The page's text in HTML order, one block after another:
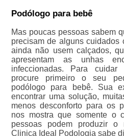
Podólogo para bebê
Mas poucas pessoas sabem
precisam de alguns cuidados
ainda não usem calçados,
apresentam as unhas
infeccionadas. Para
procure primeiro o seu
podólogo para bebê. Sua
encontrar uma solução,
menos desconforto para os
nos mostra que somente o
pessoas podem produzir o
Clinica Ideal Podologia sabe